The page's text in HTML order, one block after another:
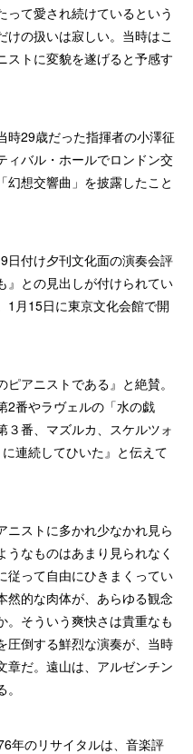
て愛され続けているという
の扱いは寂しい。当時はこ
ストに変貌を遂げると予感す
時29歳だった指揮者の小澤征
ィバル・ホールでロンドン交
想交響曲」を披露したこと
日付け夕刊文化面の演奏会評
』との見出しが付けられてい
1月15日に東京文化会館で開
アニストである』と絶賛。
2番やラヴェルの「水の戯
３番、マズルカ、スケルツォ
連続してひいた』と伝えて
ニストに多かれ少なかれ見ら
なものはあまり見られなく
従って自由にひきまくってい
然的な肉体が、あらゆる観念
。そういう爽快さは貴重なも
圧倒する鮮烈な演奏が、当時
章だ。遠山は、アルゼンチン
年のリサイタルは、音楽評